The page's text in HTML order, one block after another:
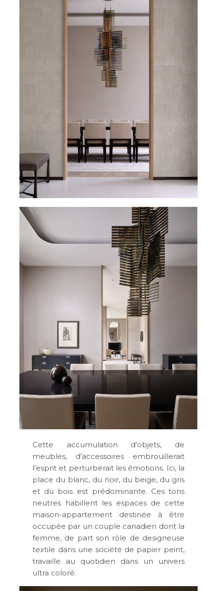
Cette accumulation d’objets, de
meubles, d’accessoires embrouillerait
l’esprit et perturberait les émotions. Ici, la
place du blanc, du noir, du beige, du gris
et du bois est prédominante. Ces tons
neutres habillent les espaces de cette
maison-appartement destinée à être
occupée par un couple canadien dont la
femme, de part son rôle de designeuse
textile dans une société de papier peint,
travaille au quotidien dans un univers
ultra coloré.